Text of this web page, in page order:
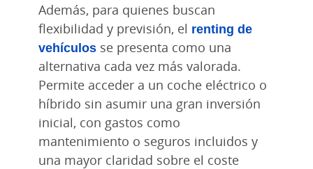
Además, para quienes buscan
flexibilidad y previsión, el renting de
vehículos se presenta como una
alternativa cada vez más valorada.
Permite acceder a un coche eléctrico o
híbrido sin asumir una gran inversión
inicial, con gastos como
mantenimiento o seguros incluidos y
una mayor claridad sobre el coste